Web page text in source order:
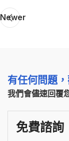
Newer
有任何問題
我們會儘速回覆
免費諮詢